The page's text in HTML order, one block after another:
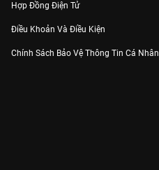
Hợp Đồng Điện Tử
Điều Khoản Và Điều Kiện
Chính Sách Bảo Vệ Thông Tin Cá Nhân